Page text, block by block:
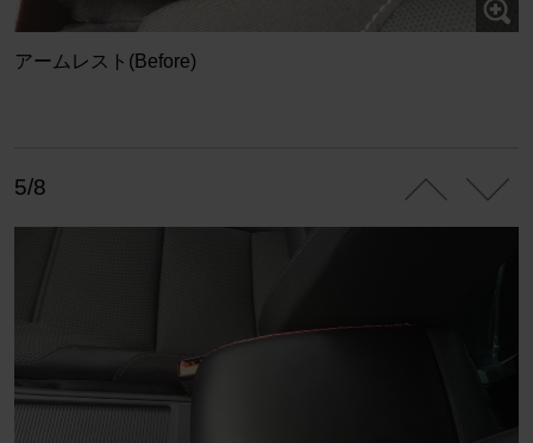
アームレスト(Before)
5/8